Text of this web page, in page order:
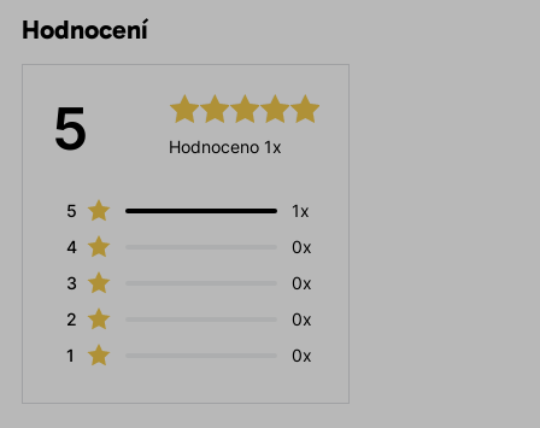
Hodnocení
5 Hodnoceno 1x
5
1x
4
0x
3
0x
2
0x
1
0x